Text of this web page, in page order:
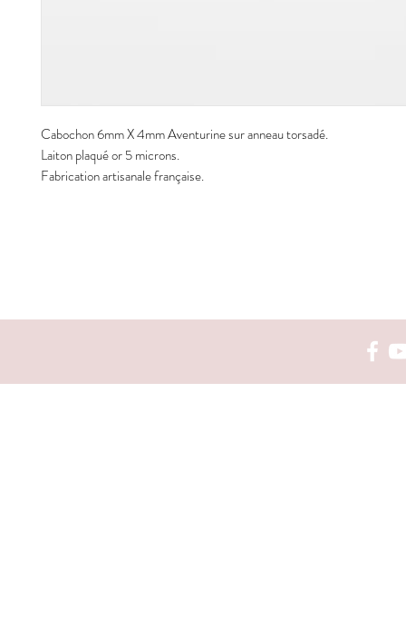
Cabochon 6mm X 4mm Aventurine sur anneau torsadé.
Laiton plaqué or 5 microns.
Fabrication artisanale française.